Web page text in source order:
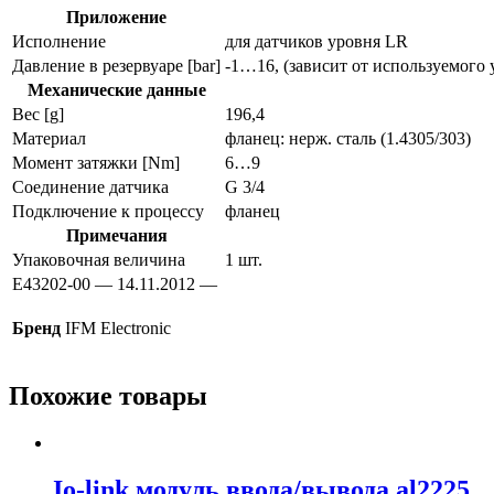
Приложение
Исполнение
для датчиков уровня LR
Давление в резервуаре [bar] -1…16, (зависит от используемого
Механические данные
Вес [g]
196,4
Материал
фланец: нерж. сталь (1.4305/303)
Момент затяжки [Nm]
6…9
Соединение датчика
G 3/4
Подключение к процессу
фланец
Примечания
Упаковочная величина
1 шт.
E43202-00 — 14.11.2012 —
Бренд IFM Electronic
Похожие товары